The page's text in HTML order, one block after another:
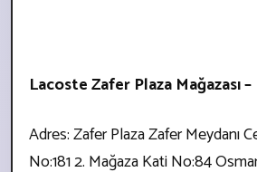
Lacoste Zafer Plaza Mağazası
Adres: Zafer Plaza Zafer Meydanı
No:181 2. Mağaza Kati No:84